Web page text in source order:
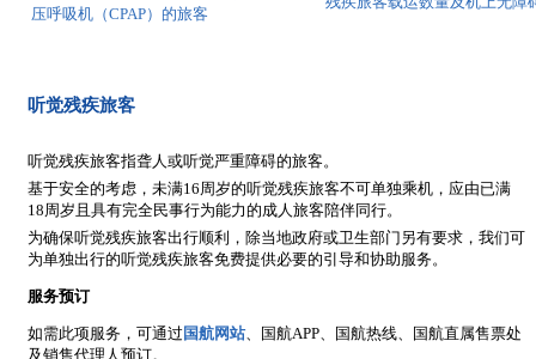
压呼吸机（CPAP）的旅客
听觉残疾旅客
听觉残疾旅客指聋人或听觉严重障碍的旅客。
基于安全的考虑，未满16周岁的听觉残疾旅客不可单独乘机，应由已满
18周岁且具有完全民事行为能力的成人旅客陪伴同行。
为确保听觉残疾旅客出行顺利，除当地政府或卫生部门另有要求，我们可
为单独出行的听觉残疾旅客免费提供必要的引导和协助服务。
服务预订
如需此项服务，可通过国航网站、国航APP、国航热线、国航直属售票处
及销售代理人预订。